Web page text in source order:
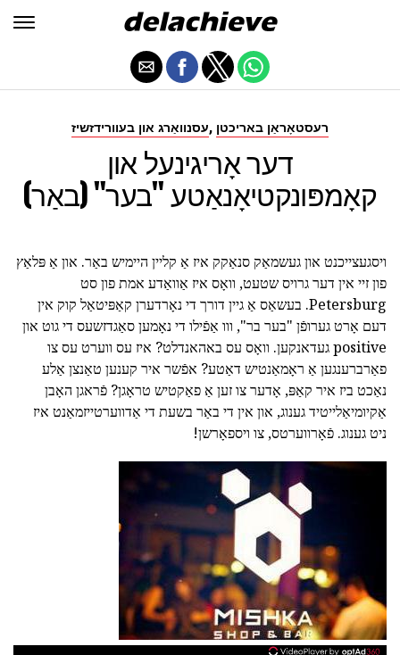
עסנוואַרג און בעוורידזשיז, רעסטאָראַן באריכטן
דער אָריגינעל און
קאָמפּונקטיאָנאַטע "בער" (באַר)
ויסגעצייכנט און געשמאַק סנאַקק איז אַ קליין היימיש באַר. און אַ פּלאַץ
פון זיי אין דער גרויס שטעט, וואָס איז אַוואַדע אמת פון סט
Petersburg. בעשאַס אַ גיין דורך די נאָרדערן קאַפּיטאַל קוק אין
דעם אָרט גערופֿן "בער בר", ווו אַפֿילו די נאָמען סאַגדזשעס די גוט און
positive געדאנקען. וואָס עס באהאנדלט? איז עס ווערט עס צו
פאַרברענגען אַ ראָמאַנטיש דאַטע? אפֿשר איר קענען טאַנצן אַלע
נאַכט ביז איר קאַפּ, אָדער צו זען אַ פאַקטיש טראָגן? פֿראגן האָבן
אַקיומיאַלייטיד גענוג, און אין די באַר בשעת די אַדווערטייזמאַנט איז
ניט גענוג. פֿאָרווערטס, צו ויספאָרשן!